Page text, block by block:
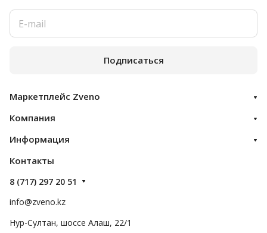
Подписаться
Маркетплейс Zveno
Компания
Информация
Контакты
8 (717) 297 20 51
info@zveno.kz
Нур-Султан, шоссе Алаш, 22/1